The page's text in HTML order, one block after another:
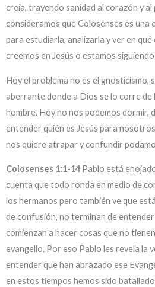
creía, trayendo sanidad al corazón y
consideramos que Colosenses es una
para estudiarla, analizarla y ver en
creemos en Jesús o estamos
Hoy el problema no es el gnosticismo,
aberrante donde a Dios se lo corre de
hombre. Hoy no nos podemos dormir,
entender quién es Jesús para
nos quiere atrapar y confundir
Colosenses 1:1-14 Pablo está
cuenta que todo ronda en medio de
los hermanos pero también ve que
de confusión, no terminan de
comienzan a hacer cosas que no
evangelio. Por eso Pablo les revela la
entender que han abrazado ese
en estos tiempos hemos sido